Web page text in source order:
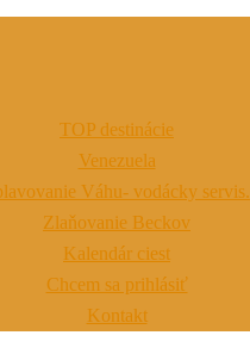
TOP destinácie
Venezuela
Váhu- vodácky servis.
Zlaňovanie Beckov
Kalendár ciest
Chcem sa prihlásiť
Kontakt